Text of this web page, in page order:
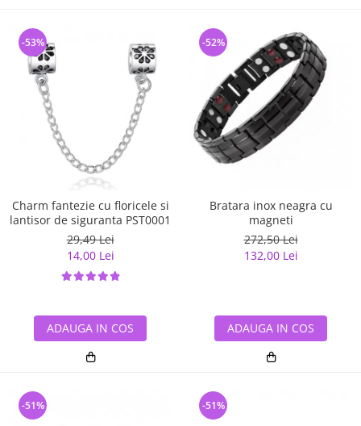
Charm fantezie cu floricele si
lantisor de siguranta PST0001
29,49 Lei
14,00 Lei
-53%
ADAUGA IN COS
Bratara inox neagra cu
magneti
272,50 Lei
132,00 Lei
-52%
ADAUGA IN COS
-51% -51%